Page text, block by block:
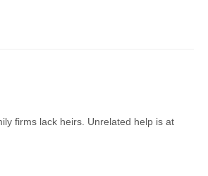
firms lack heirs. Unrelated help is at